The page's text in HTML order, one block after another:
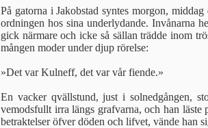
På gatorna i Jakobstad syntes morgon,
ordningen hos sina underlydande. Invånarna
gick närmare och icke så sällan trädde inom
mången moder under djup rörelse:
»Det var Kulneff, det var vår fiende.»
En vacker qvällstund, just i solnedgången,
vemodsfullt irra längs grafvarna, och han läste
betraktelser öfver döden och lifvet, vände han